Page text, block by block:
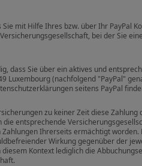
mit Hilfe Ihres bzw. über Ihr PayPal
bei der Sie
dass Sie über ein aktives und
Luxembourg (nachfolgend "PayPal"
seitens PayPal
zu keiner Zeit diese
entsprechende
Ihrerseits ermächtigt worden.
Wirkung gegenüber der
Kontext lediglich die